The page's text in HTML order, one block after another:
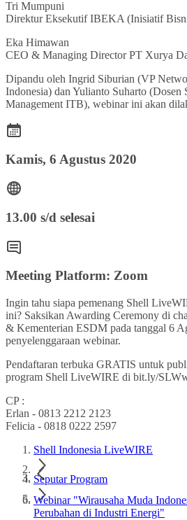
Tri Mumpuni
Direktur Eksekutif IBEKA (Inisiatif
Eka Himawan
CEO & Managing Director PT Xurya
Dipandu oleh Ingrid Siburian (VP
Indonesia) dan Yulianto Suharto (Dosen
Management ITB), webinar ini akan
Kamis, 6 Agustus 2020
13.00 s/d selesai
Meeting Platform: Zoom
Ingin tahu siapa pemenang Shell
ini? Saksikan Awarding Ceremony di
& Kementerian ESDM pada tanggal 6
penyelenggaraan webinar.
Pendaftaran terbuka GRATIS untuk
program Shell LiveWIRE di bit.ly/
CP :
Erlan - 0813 2212 2123
Felicia - 0818 0222 2597
Shell Indonesia LiveWIRE
Seputar Program
Webinar "Wirausaha Muda
Perubahan di Industri Energi"